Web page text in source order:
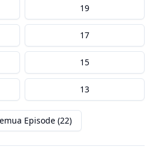
19
17
15
13
Episode (22)